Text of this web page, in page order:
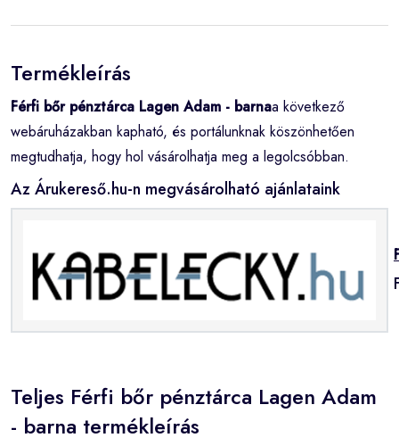
Termékleírás
Férfi bőr pénztárca Lagen Adam - barnaa következő
webáruházakban kapható, és portálunknak köszönhetően
megtudhatja, hogy hol vásárolhatja meg a legolcsóbban.
Az Árukereső.hu-n megvásárolható ajánlataink
Teljes Férfi bőr pénztárca Lagen Adam
- barna termékleírás